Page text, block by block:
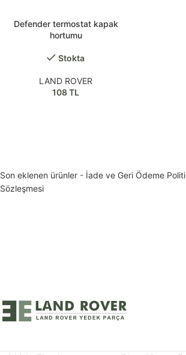
Defender termostat kapak
hortumu
Stokta
LAND ROVER
108TL
Son eklenen ürünler - İade ve Geri Ödeme
Sözleşmesi